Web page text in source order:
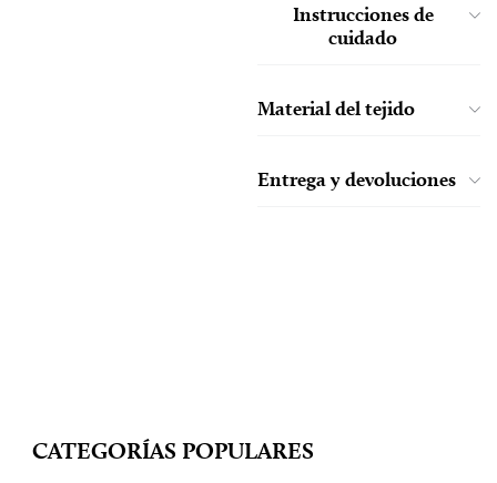
Instrucciones de
cuidado
Material del tejido
Entrega y devoluciones
CATEGORÍAS POPULARES